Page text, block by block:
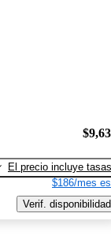
El precio incluye tasas
$186/mes
Verif. disponibilidad